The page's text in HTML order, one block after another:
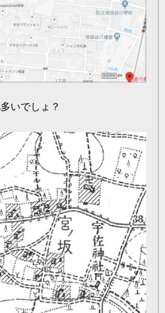
いでしょ？